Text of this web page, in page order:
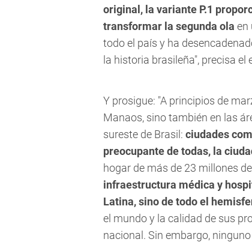
original, la variante P.1
transformar la segunda ola en
todo el país y ha
la historia brasileña", precisa el
Y prosigue: "A principios de
Manaos, sino también en las
sureste de Brasil: ciudades
preocupante de todas, la
hogar de más de 23 millones
infraestructura médica y
Latina, sino de todo el
el mundo y la calidad de sus
nacional. Sin embargo,